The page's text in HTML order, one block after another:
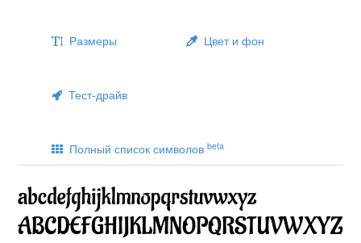
Размеры Цвет и фон
Тест-драйв
Полный список символов beta